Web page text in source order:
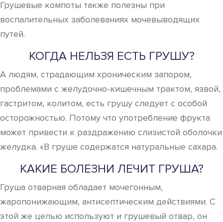
Грушевые компоты также полезны при
воспалительных заболеваниях мочевыводящих
путей.
КОГДА НЕЛЬЗЯ ЕСТЬ ГРУШУ?
А людям, страдающим хроническим запором,
проблемами с желудочно-кишечным трактом, язвой,
гастритом, колитом, есть грушу следует с особой
осторожностью. Потому что употребление фрукта
может привести к раздражению слизистой оболочки
желудка. «В груше содержатся натуральные сахара.
КАКИЕ БОЛЕЗНИ ЛЕЧИТ ГРУША?
Груша отварная обладает мочегонным,
жаропонижающим, антисептическим действиями. С
этой же целью используют и грушевый отвар, он